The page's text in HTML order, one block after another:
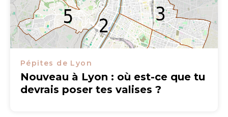
Pépites de Lyon
Nouveau à Lyon : où est-ce que tu
devrais poser tes valises ?